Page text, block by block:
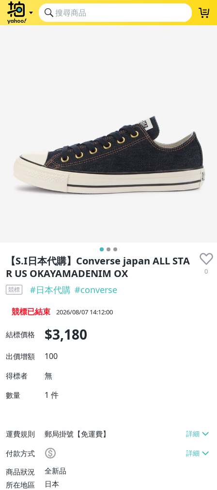
【S.I日本代購】Converse japan ALL STA
R US OKAYAMADENIM OX
0
競標 #日本代購 #converse
競標已結束 2026/08/07 14:12:00
結標價格 $3,180
出價增額 100
得標者 無
數量 1 件
運費規則
郵局掛號【免運費】
付款方式
商品狀況
全新品
所在地區
日本